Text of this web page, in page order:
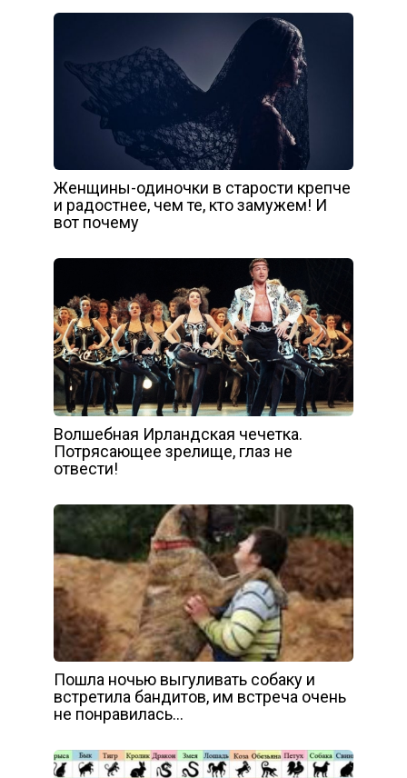
Женщины-одиночки в старости крепче
и радостнее, чем те, кто замужем! И
вот почему
Волшебная Ирландская чечетка.
Потрясающее зрелище, глаз не
отвести!
Пошла ночью выгуливать собаку и
встретила бандитов, им встреча очень
не понравилась…